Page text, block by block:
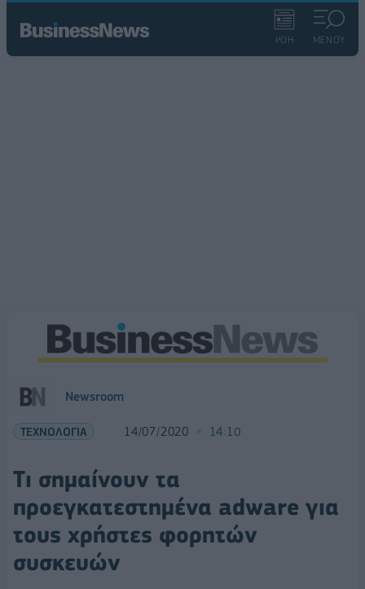
ΡΟΗ ΜΕΝΟΥ
Newsroom
ΤΕΧΝΟΛΟΓΙΑ 14/07/2020 14:10
Tι σημαίνουν τα
προεγκατεστημένα adware για
τους χρήστες φορητών
συσκευών